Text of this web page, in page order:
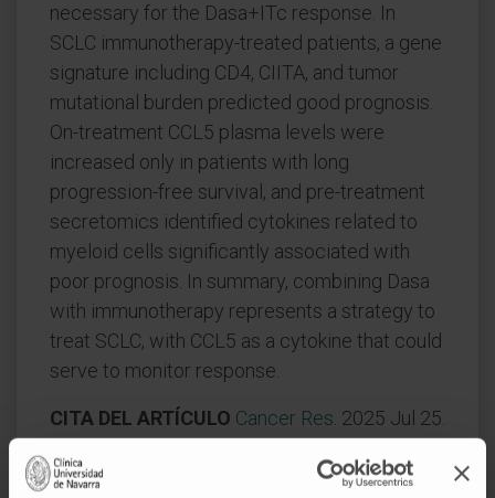
necessary for the Dasa+ITc response. In
SCLC immunotherapy-treated patients, a gene
signature including CD4, CIITA, and tumor
mutational burden predicted good prognosis.
On-treatment CCL5 plasma levels were
increased only in patients with long
progression-free survival, and pre-treatment
secretomics identified cytokines related to
myeloid cells significantly associated with
poor prognosis. In summary, combining Dasa
with immunotherapy represents a strategy to
treat SCLC, with CCL5 as a cytokine that could
serve to monitor response.
CITA DEL ARTÍCULO Cancer Res . 2025 Jul 25.
ahead of print.